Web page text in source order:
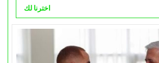
اخترنا لك